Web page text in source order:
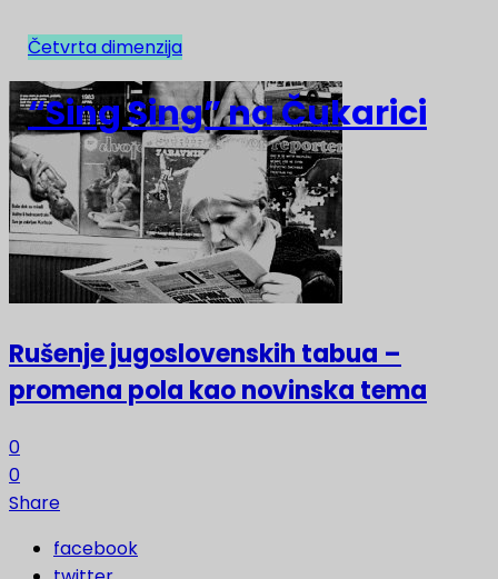
NAJNOVIJE
Rušenje jugoslovenskih tabua –
promena pola kao novinska tema
0
0
Share
facebook
Četvrta dimenzija
“Sing Sing” na Čukarici